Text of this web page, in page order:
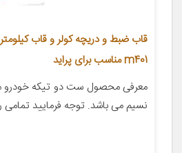
قاب ضبط و دریچه کولر و قاب
m401 مناسب برای پراید
معرفی محصول ست دو تیکه خودرو
نسیم می باشد. توجه فرمایید